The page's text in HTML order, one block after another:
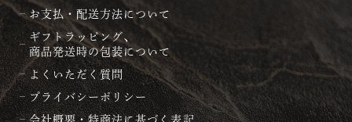
お支払・配送方法について
ギフトラッピング、
商品発送時の包装について
よくいただく質問
プライバシーポリシー